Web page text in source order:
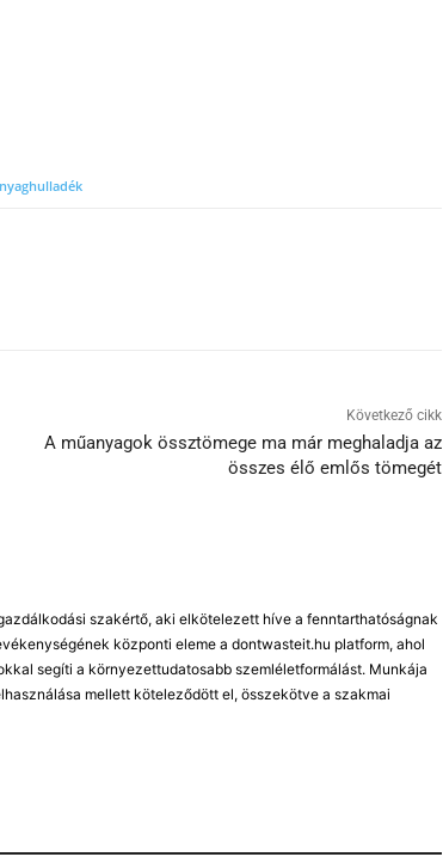
Következő cikk
A műanyagok össztömege ma már meghaladja az
összes élő emlős tömegét
szakértő, aki elkötelezett híve a fenntarthatóságnak
központi eleme a dontwasteit.hu platform, ahol
segíti a környezettudatosabb szemléletformálást. Munkája
mellett köteleződött el, összekötve a szakmai